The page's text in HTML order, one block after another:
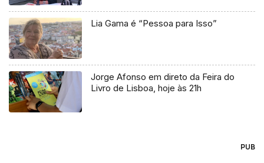
Lia Gama é “Pessoa para Isso”
Jorge Afonso em direto da Feira do
Livro de Lisboa, hoje às 21h
PUB